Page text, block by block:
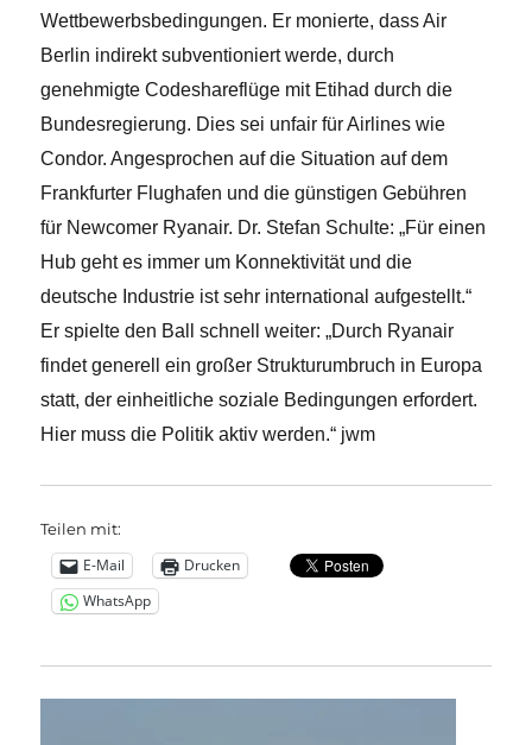
Wettbewerbsbedingungen. Er monierte, dass Air
Berlin indirekt subventioniert werde, durch
genehmigte Codeshareflüge mit Etihad durch die
Bundesregierung. Dies sei unfair für Airlines wie
Condor. Angesprochen auf die Situation auf dem
Frankfurter Flughafen und die günstigen Gebühren
für Newcomer Ryanair. Dr. Stefan Schulte: „Für einen
Hub geht es immer um Konnektivität und die
deutsche Industrie ist sehr international aufgestellt.“
Er spielte den Ball schnell weiter: „Durch Ryanair
findet generell ein großer Strukturumbruch in Europa
statt, der einheitliche soziale Bedingungen erfordert.
Hier muss die Politik aktiv werden.“ jwm
Teilen mit:
E-Mail
Drucken
WhatsApp